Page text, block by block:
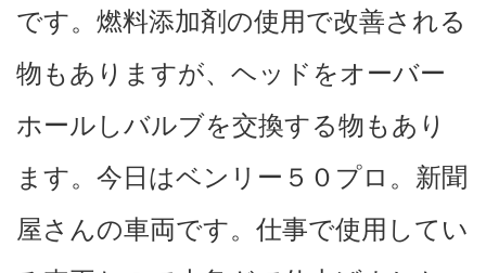
です。燃料添加剤の使用で改善される
物もありますが、ヘッドをオーバー
ホールしバルブを交換する物もあり
ます。今日はベンリー５０プロ。新聞
屋さんの車両です。仕事で使用してい